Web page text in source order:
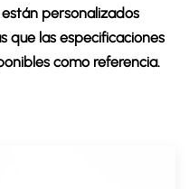
personalizados
que las especificaciones
como referencia.